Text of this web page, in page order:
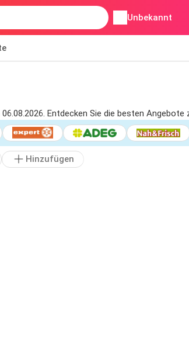
Unbekannt
Entdecken Sie die besten Angebote
Hinzufügen